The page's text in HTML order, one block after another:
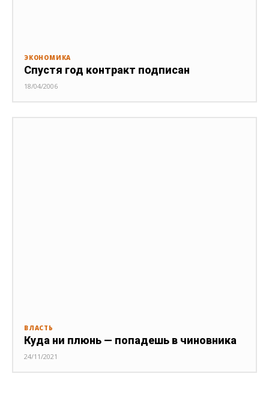
ЭКОНОМИКА
Спустя год контракт подписан
18/04/2006
ВЛАСТЬ
Куда ни плюнь — попадешь в чиновника
24/11/2021